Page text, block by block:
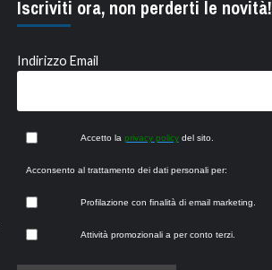
Iscriviti ora, non perderti le novità!
Indirizzo Email
Accetto la privacy policydel sito.
Acconsento al trattamento dei dati personali per:
Profilazione con finalità di email marketing.
Attività promozionali a per conto terzi.